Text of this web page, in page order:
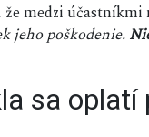
medzi
jeho poškodenie.
sa